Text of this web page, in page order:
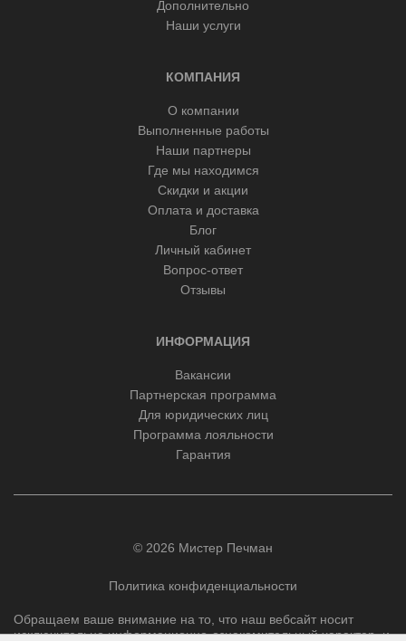
Дополнительно
Наши услуги
КОМПАНИЯ
О компании
Выполненные работы
Наши партнеры
Где мы находимся
Скидки и акции
Оплата и доставка
Блог
Личный кабинет
Вопрос-ответ
Отзывы
ИНФОРМАЦИЯ
Вакансии
Партнерская программа
Для юридических лиц
Программа лояльности
Гарантия
© 2026 Мистер Печман
Политика конфиденциальности
Обращаем ваше внимание на то, что наш вебсайт носит
исключительно информационно-ознакомительный характер, и